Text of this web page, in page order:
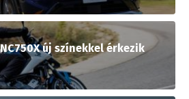
új színekkel érkezik